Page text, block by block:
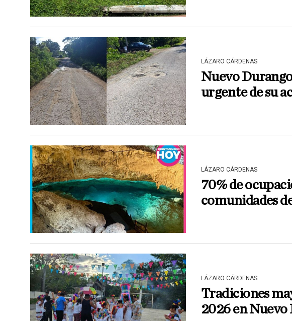
LÁZARO CÁRDENAS
Nuevo
urgente de su
LÁZARO CÁRDENAS
70% de
comunidades
LÁZARO CÁRDENAS
Tradiciones
2026 en